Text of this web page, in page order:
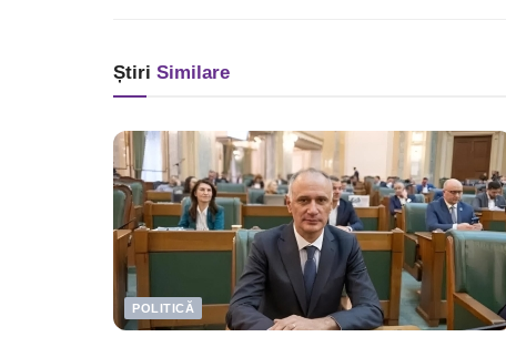
Știri Similare
POLITICĂ